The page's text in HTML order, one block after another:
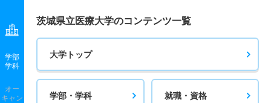
学部
学科
オー
キャン
茨城県立医療大学のコンテンツ一覧
大学トップ
学部・学科 就職・資格